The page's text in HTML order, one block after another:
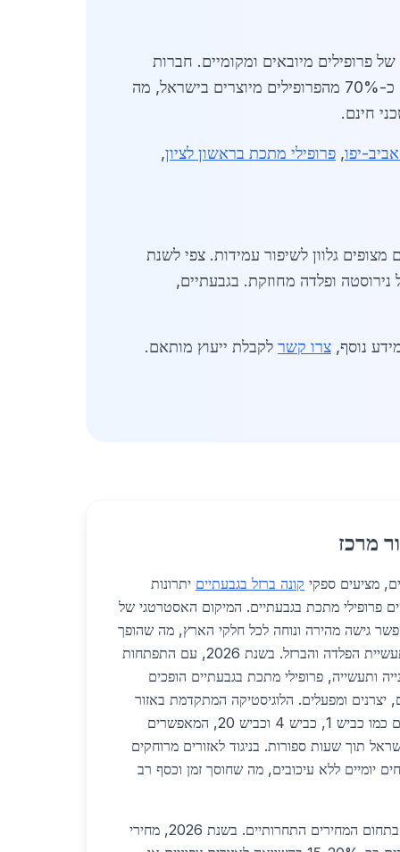
פרופילים מיובאים ומקומיים. חברות
כמו 'פלדה מרכז' ו'ברזל ישראל' מציעות מלאי של אלפי טונות, עם שירותי חיתוך וגיהוץ במקום. בשנת 2026, כ-70% מהפרופילים מיוצרים בישראל, מה
חינם.
יפו, פרופילי מתכת בראשון לציון,
גלוון לשיפור עמידות. צפי לשנת
נירוסטה ופלדה מחוזקת. בגבעתיים,
צרו קשר לקבלת ייעוץ מותאם.
מרכז
מציעים ספקי קונה ברזל בגבעתיים יתרונות
פרופילי מתכת בגבעתיים. המיקום האסטרטגי של
גישה מהירה ונוחה לכל חלקי הארץ, מה שהופך
אותו למרכז לוגיסטי מרכזי לתעשיית הפלדה והברזל. בשנת 2026, עם התפתחות
ותעשייה, פרופילי מתכת בגבעתיים הופכים
יצרנים ומפעלים. הלוגיסטיקה המתקדמת באזור
כוללת קרבה לכבישים ראשיים כמו כביש 1, כביש 4 וכביש 20, המאפשרים
תוך שעות ספורות. בניגוד לאזורים מרוחקים
יומיים ללא עיכובים, מה שחוסך זמן וכסף רב
אחד היתרונות הבולטים הוא בתחום המחירים התחרותיים. בשנת 2026, מחירי